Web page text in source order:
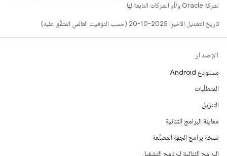
لشركة Oracle و/أو الشركات التابعة لها.
تاريخ التعديل الأخير: 2025-10-20 (حسب التوقيت العالمي المتفَّق عليه)
الإصدار
مستودع Android
المتطلّبات
التنزيل
معاينة البرامج الثنائية
نسخة برامج الجهة المصنِّعة
البرامج الثنائية لبرنامج التشغيل